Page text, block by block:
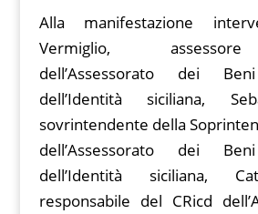
Alla manifestazione
Vermiglio,
dell’Assessorato dei
dell’Identità siciliana,
sovrintendente della
dell’Assessorato dei
dell’Identità siciliana,
responsabile del CRicd